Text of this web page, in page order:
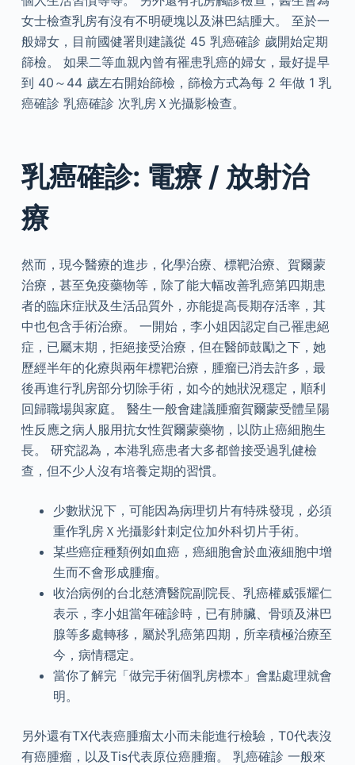
女士檢查乳房有沒有不明硬塊以及淋巴結腫大。 至於一
般婦女，目前國健署則建議從 45 乳癌確診 歲開始定期
篩檢。 如果二等血親內曾有罹患乳癌的婦女，最好提早
到 40～44 歲左右開始篩檢，篩檢方式為每 2 年做 1 乳
癌確診 乳癌確診 次乳房Ｘ光攝影檢查。
乳癌確診: 電療 / 放射治
療
然而，現今醫療的進步，化學治療、標靶治療、賀爾蒙
治療，甚至免疫藥物等，除了能大幅改善乳癌第四期患
者的臨床症狀及生活品質外，亦能提高長期存活率，其
中也包含手術治療。 一開始，李小姐因認定自己罹患絕
症，已屬末期，拒絕接受治療，但在醫師鼓勵之下，她
歷經半年的化療與兩年標靶治療，腫瘤已消去許多，最
後再進行乳房部分切除手術，如今的她狀況穩定，順利
回歸職場與家庭。 醫生一般會建議腫瘤賀爾蒙受體呈陽
性反應之病人服用抗女性賀爾蒙藥物，以防止癌細胞生
長。 研究認為，本港乳癌患者大多都曾接受過乳健檢
查，但不少人沒有培養定期的習慣。
少數狀況下，可能因為病理切片有特殊發現，必須
重作乳房Ｘ光攝影針刺定位加外科切片手術。
某些癌症種類例如血癌，癌細胞會於血液細胞中增
生而不會形成腫瘤。
收治病例的台北慈濟醫院副院長、乳癌權威張耀仁
表示，李小姐當年確診時，已有肺臟、骨頭及淋巴
腺等多處轉移，屬於乳癌第四期，所幸積極治療至
今，病情穩定。
當你了解完「做完手術個乳房標本」會點處理就會
明。
另外還有TX代表癌腫瘤太小而未能進行檢驗，T0代表沒
有癌腫瘤，以及Tis代表原位癌腫瘤。 乳癌確診 一般來